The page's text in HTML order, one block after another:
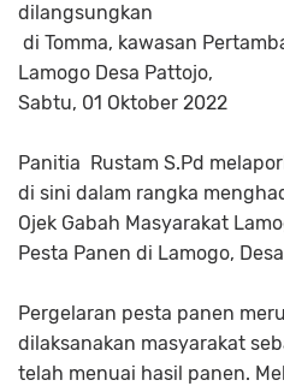
dilangsungkan
di Tomma, kawasan
Lamogo Desa Pattojo,
Sabtu, 01 Oktober 2022
Panitia Rustam S.Pd
di sini dalam rangka
Ojek Gabah Masyarakat
Pesta Panen di Lamogo,
Pergelaran pesta panen
dilaksanakan masyarakat
telah menuai hasil panen.